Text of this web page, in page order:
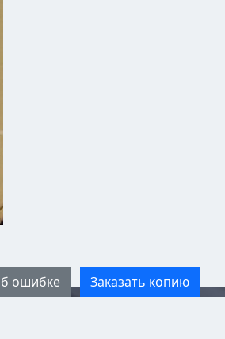
ошибке
Заказать копию